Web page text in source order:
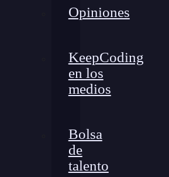
Opiniones
KeepCoding
en los
medios
Bolsa
de
talento